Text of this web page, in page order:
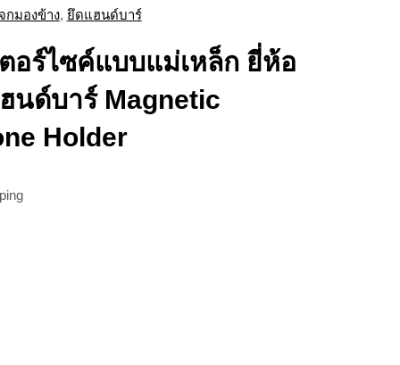
กมองข้าง, ยึดแฮนด์บาร์
อร์ไซค์แบบแม่เหล็ก ยี่ห้อ
นด์บาร์ Magnetic
Holder